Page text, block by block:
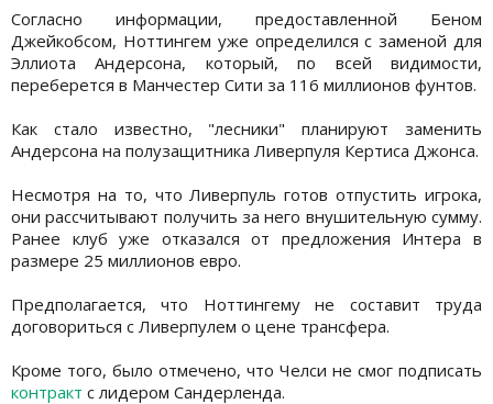
Согласно информации, предоставленной Беном
Джейкобсом, Ноттингем уже определился с заменой для
Эллиота Андерсона, который, по всей видимости,
переберется в Манчестер Сити за 116 миллионов фунтов.
Как стало известно, "лесники" планируют заменить
Андерсона на полузащитника Ливерпуля Кертиса Джонса.
Несмотря на то, что Ливерпуль готов отпустить игрока,
они рассчитывают получить за него внушительную сумму.
Ранее клуб уже отказался от предложения Интера в
размере 25 миллионов евро.
Предполагается, что Ноттингему не составит труда
договориться с Ливерпулем о цене трансфера.
Кроме того, было отмечено, что Челси не смог подписать
контракт с лидером Сандерленда.